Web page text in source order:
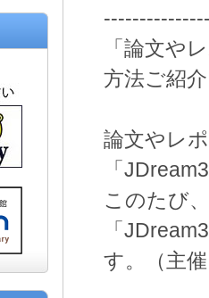
「論文や
方法ご紹
論文やレ
「
このたび
「
す。（主